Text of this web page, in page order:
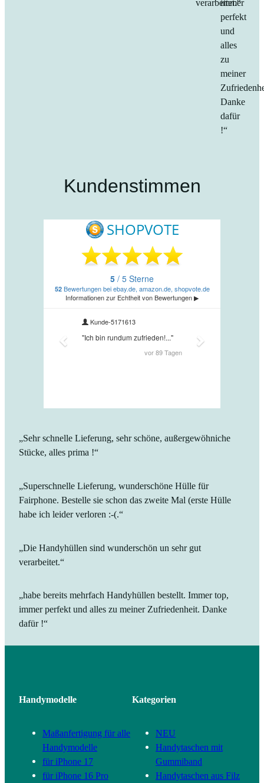
verarbeitet.“
immer
perfekt
und
alles
zu
meiner
Danke
dafür
!“
Kundenstimmen
„Sehr schnelle Lieferung, sehr schöne, außergewöhniche
Stücke, alles prima !“
„Superschnelle Lieferung, wunderschöne Hülle für
Fairphone. Bestelle sie schon das zweite Mal (erste Hülle
habe ich leider verloren :-(.“
„Die Handyhüllen sind wunderschön un sehr gut
verarbeitet.“
„habe bereits mehrfach Handyhüllen bestellt. Immer top,
immer perfekt und alles zu meiner Zufriedenheit. Danke
dafür !“
Handymodelle
Maßanfertigung für alle
Handymodelle
für iPhone 17
für iPhone 16 Pro
Kategorien
NEU
Handytaschen mit
Gummiband
Handytaschen aus Filz